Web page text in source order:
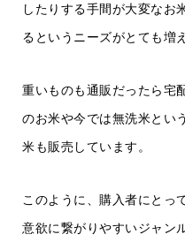
したりする手間が大変なお
るというニーズがとても増
重いものも通販だったら宅
のお米や今では無洗米とい
米も販売しています。
このように、購入者にとっ
意欲に繋がりやすいジャン